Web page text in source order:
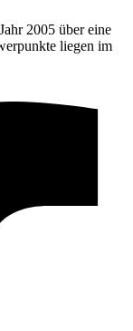
2005 über eine
liegen im